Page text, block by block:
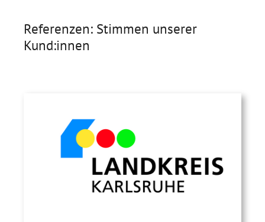
Referenzen: Stimmen unserer
Kund:innen